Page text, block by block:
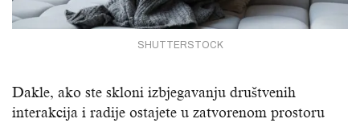
SHUTTERSTOCK
Dakle, ako ste skloni izbjegavanju društvenih
interakcija i radije ostajete u zatvorenom prostoru